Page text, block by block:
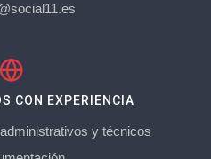
CON EXPERIENCIA
y técnicos